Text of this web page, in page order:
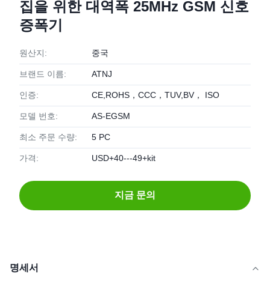
집을 위한 대역폭 25MHz GSM 신호
증폭기
원산지: 중국
브랜드 이름: ATNJ
인증: CE,ROHS，CCC，TUV,BV， ISO
모델 번호: AS-EGSM
최소 주문 수량: 5 PC
가격: USD+40---49+kit
지금 문의
명세서